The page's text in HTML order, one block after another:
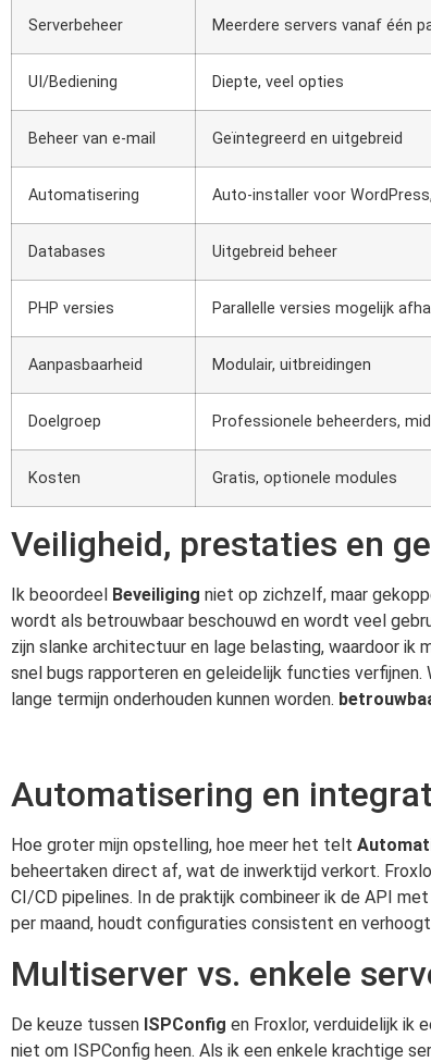
Serverbeheer Meerdere servers vanaf één
UI/Bediening Diepte, veel opties
Beheer van e-mail Geïntegreerd en uitgebreid
Automatisering Auto-installer voor
Databases Uitgebreid beheer
PHP versies Parallelle versies mogelijk
Aanpasbaarheid Modulair, uitbreidingen
Doelgroep Professionele beheerders,
Kosten Gratis, optionele modules
Veiligheid, prestaties en
Ik beoordeel Beveiliging niet op zichzelf, maar
wordt als betrouwbaar beschouwd en wordt veel
zijn slanke architectuur en lage belasting, waardoor
snel bugs rapporteren en geleidelijk functies
lange termijn onderhouden kunnen worden.
Automatisering en
Hoe groter mijn opstelling, hoe meer het telt
beheertaken direct af, wat de inwerktijd verkort.
CI/CD pipelines. In de praktijk combineer ik de API
per maand, houdt configuraties consistent en
Multiserver vs. enkele
De keuze tussen ISPConfig en Froxlor, verduidelijk ik
niet om ISPConfig heen. Als ik een enkele krachtige